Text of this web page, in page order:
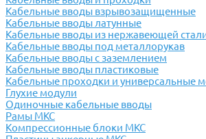
Кабельные вводы взрывозащищенные
Кабельные вводы латунные
Кабельные вводы из нержавеющей
Кабельные вводы под металлорукав
Кабельные вводы с заземлением
Кабельные вводы пластиковые
Кабельные проходки и универсальные
Глухие модули
Одиночные кабельные вводы
Рамы МКС
Компрессионные блоки МКС